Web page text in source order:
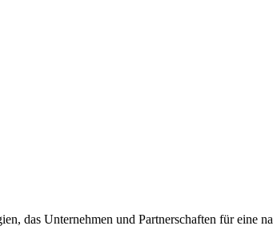
das Unternehmen und Partnerschaften für eine